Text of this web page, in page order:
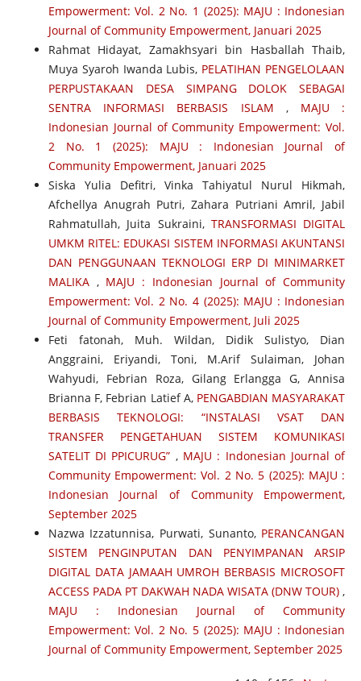
Empowerment: Vol. 2 No. 1 (2025): MAJU : Indonesian
Journal of Community Empowerment, Januari 2025
Rahmat Hidayat, Zamakhsyari bin Hasballah Thaib,
Muya Syaroh Iwanda Lubis, PELATIHAN PENGELOLAAN
PERPUSTAKAAN DESA SIMPANG DOLOK SEBAGAI
SENTRA INFORMASI BERBASIS ISLAM , MAJU :
Indonesian Journal of Community Empowerment: Vol.
2 No. 1 (2025): MAJU : Indonesian Journal of
Community Empowerment, Januari 2025
Siska Yulia Defitri, Vinka Tahiyatul Nurul Hikmah,
Afchellya Anugrah Putri, Zahara Putriani Amril, Jabil
Rahmatullah, Juita Sukraini, TRANSFORMASI DIGITAL
UMKM RITEL: EDUKASI SISTEM INFORMASI AKUNTANSI
DAN PENGGUNAAN TEKNOLOGI ERP DI MINIMARKET
MALIKA , MAJU : Indonesian Journal of Community
Empowerment: Vol. 2 No. 4 (2025): MAJU : Indonesian
Journal of Community Empowerment, Juli 2025
Feti fatonah, Muh. Wildan, Didik Sulistyo, Dian
Anggraini, Eriyandi, Toni, M.Arif Sulaiman, Johan
Wahyudi, Febrian Roza, Gilang Erlangga G, Annisa
Brianna F, Febrian Latief A, PENGABDIAN MASYARAKAT
BERBASIS TEKNOLOGI: “INSTALASI VSAT DAN
TRANSFER PENGETAHUAN SISTEM KOMUNIKASI
SATELIT DI PPICURUG” , MAJU : Indonesian Journal of
Community Empowerment: Vol. 2 No. 5 (2025): MAJU :
Indonesian Journal of Community Empowerment,
September 2025
Nazwa Izzatunnisa, Purwati, Sunanto, PERANCANGAN
SISTEM PENGINPUTAN DAN PENYIMPANAN ARSIP
DIGITAL DATA JAMAAH UMROH BERBASIS MICROSOFT
ACCESS PADA PT DAKWAH NADA WISATA (DNW TOUR) ,
MAJU : Indonesian Journal of Community
Empowerment: Vol. 2 No. 5 (2025): MAJU : Indonesian
Journal of Community Empowerment, September 2025